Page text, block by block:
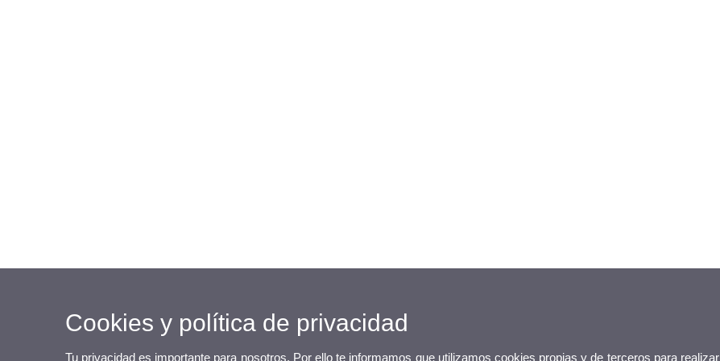
Cookies y política de privacidad
Tu privacidad es importante para nosotros. Por ello te informamos que utilizamos cookies propias y de terceros para realizar